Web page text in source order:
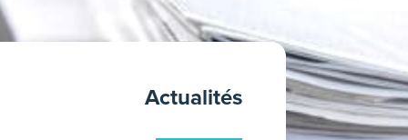
Actualités